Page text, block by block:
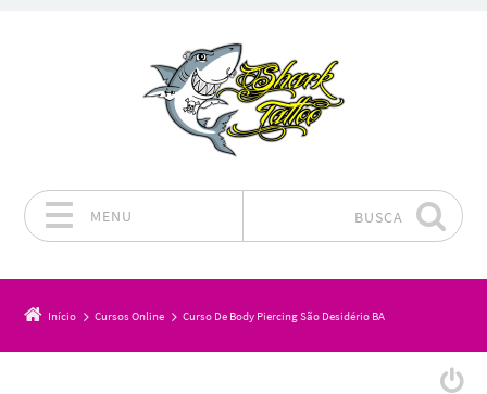
MENU BUSCA
Início Cursos Online Curso De Body Piercing São Desidério BA